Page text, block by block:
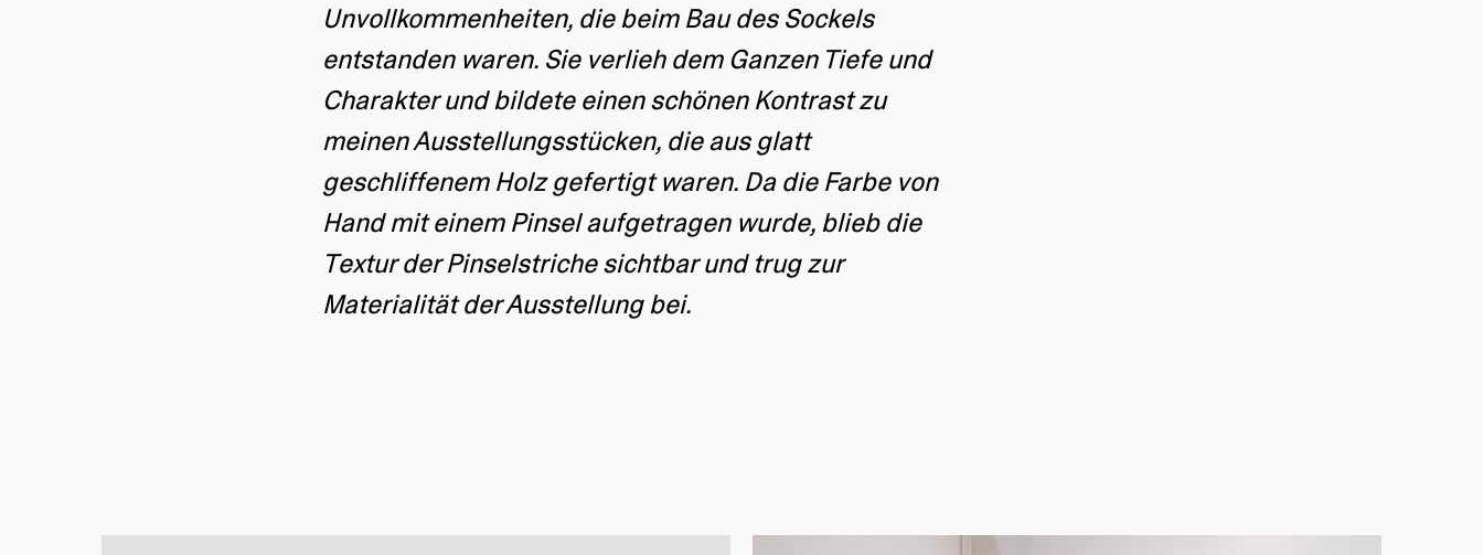
Unvollkommenheiten, die beim Bau des Sockels
entstanden waren. Sie verlieh dem Ganzen Tiefe und
Charakter und bildete einen schönen Kontrast zu
meinen Ausstellungsstücken, die aus glatt
geschliffenem Holz gefertigt waren. Da die Farbe von
Hand mit einem Pinsel aufgetragen wurde, blieb die
Textur der Pinselstriche sichtbar und trug zur
Materialität der Ausstellung bei.